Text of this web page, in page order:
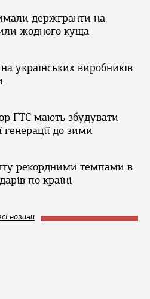
держгранти на
жодного куща
українських виробників
ГТС мають збудувати
до зими
рекордними темпами в
по країні
новини